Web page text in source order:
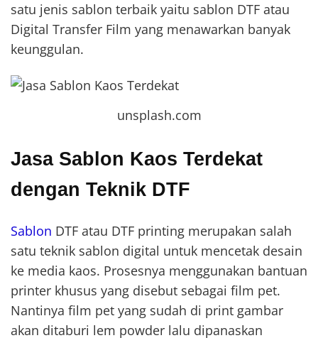
satu jenis sablon terbaik yaitu sablon DTF atau
Digital Transfer Film yang menawarkan banyak
keunggulan.
unsplash.com
Jasa Sablon Kaos Terdekat
dengan Teknik DTF
Sablon DTF atau DTF printing merupakan salah
satu teknik sablon digital untuk mencetak desain
ke media kaos. Prosesnya menggunakan bantuan
printer khusus yang disebut sebagai film pet.
Nantinya film pet yang sudah di print gambar
akan ditaburi lem powder lalu dipanaskan